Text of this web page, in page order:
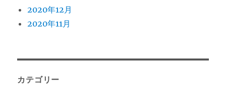
2020年12月
2020年11月
カテゴリー